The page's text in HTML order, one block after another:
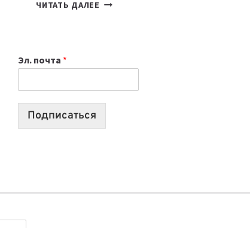
ЧИТАТЬ ДАЛЕЕ
2026:
10
Эл. почта *
Подписаться